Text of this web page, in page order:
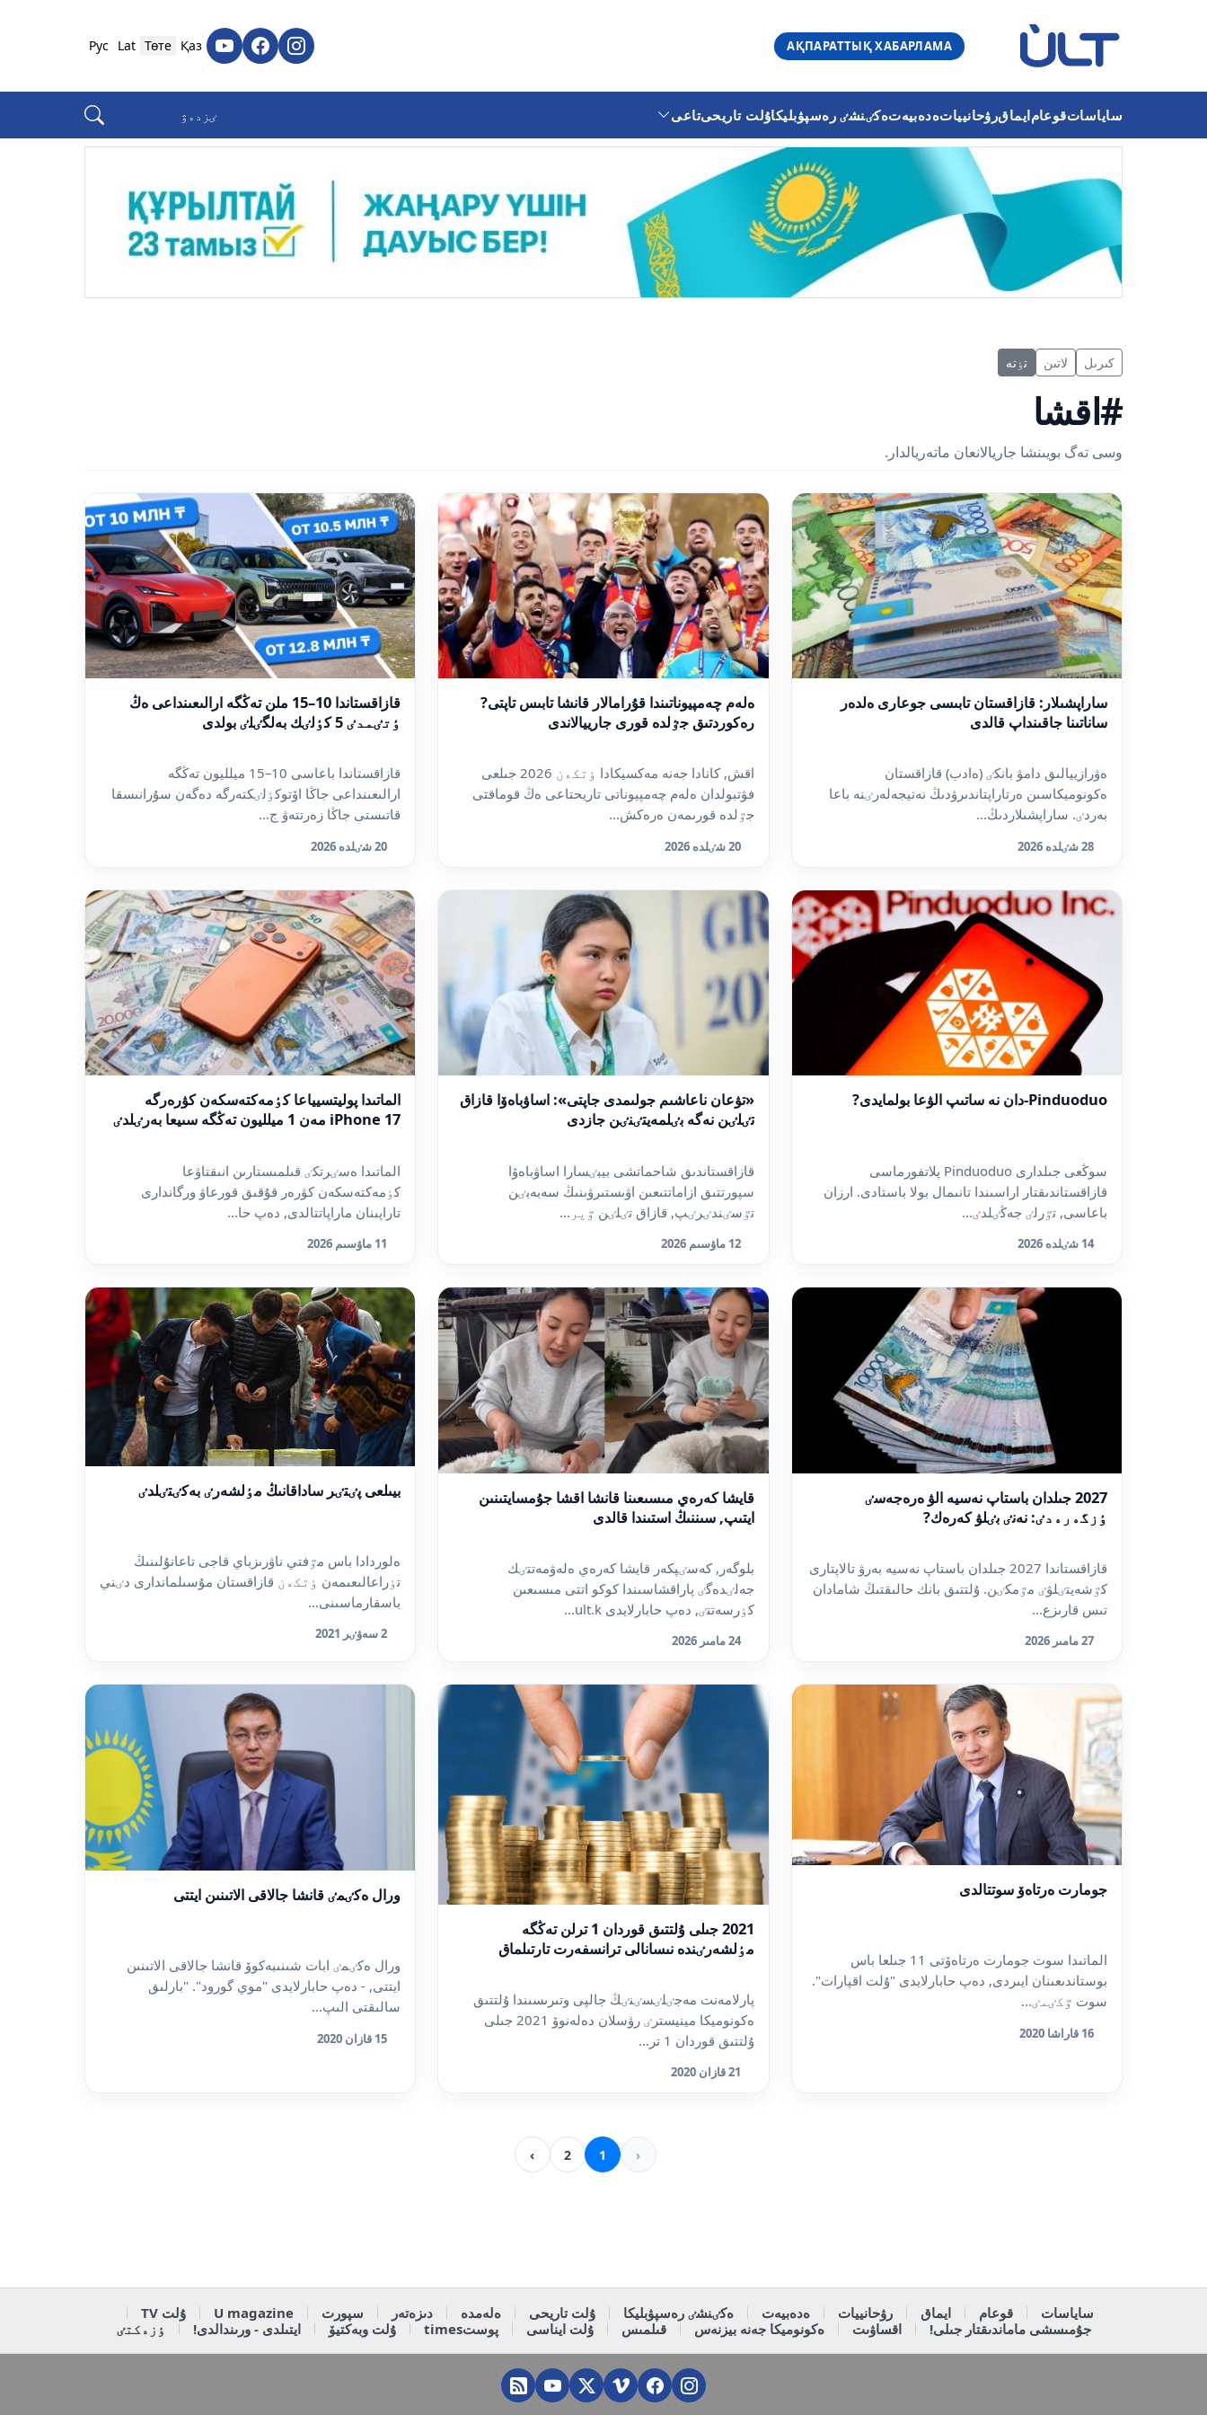
АҚПАРАТТЫҚ ХАБАРЛАМА
Қаз
Төте
Lat
Рус
ساياساتقوعامايماقرۋحانيياتەدەبيەتەكٸنشٸ رەسپۋبليكاۇلت تاريحىتاعى
كىرىل لاتىن تٶتە
#اقشا
وسى تەگ بويىنشا جاريالانعان ماتەريالدار.
ساراپشىلار: قازاقستان تابىسى جوعارى ەلدەر
ساناتىنا جاقىنداپ قالدى
ەۋرازييالىق دامۋ بانكٸ (ەادب) قازاقستان
ەكونوميكاسىن ەرتاراپتاندىرۋدىڭ نەتيجەلەرٸنە باعا
بەردٸ. ساراپشىلاردىڭ...
28 شٸلدە 2026
ەلەم چەمپيوناتىندا قۇرامالار قانشا تابىس تاپتى?
رەكوردتىق جٷلدە قورى جارييالاندى
اقش, كانادا جەنە مەكسيكادا ٶتكەن 2026 جىلعى
فۋتبولدان ەلەم چەمپيوناتى تاريحتاعى ەڭ قوماقتى
جٷلدە قورىمەن ەرەكش...
20 شٸلدە 2026
قازاقستاندا 10–15 ملن تەڭگە ارالىعىنداعى ەڭ
ٶتٸمدٸ 5 كٶلٸك بەلگٸلٸ بولدى
قازاقستاندا باعاسى 10–15 ميلليون تەڭگە
ارالىعىنداعى جاڭا اۆتوكٶلٸكتەرگە دەگەن سۇرانىسقا
قاتىستى جاڭا زەرتتەۋ ج...
20 شٸلدە 2026
Pinduoduo-دان نە ساتىپ الۋعا بولمايدى?
سوڭعى جىلدارى Pinduoduo پلاتفورماسى
قازاقستاندىقتار اراسىندا تانىمال بولا باستادى. ارزان
باعاسى, تٷرلٸ جەڭٸلدٸ...
14 شٸلدە 2026
«تۋعان ناعاشىم جولىمدى جاپتى»: اساۋباەۆا قازاق
تٸلٸن نەگە بٸلمەيتٸنٸن جازدى
قازاقستاندىق شاحماتشى بيبٸسارا اساۋباەۆا
سپورتتىق ازاماتتىعىن اۋىستىرۋىنىڭ سەبەبٸن
تٷسٸندٸرٸپ, قازاق تٸلٸن ٷير...
12 ماۋسىم 2026
الماتىدا پوليتسيياعا كٶمەكتەسكەن كۋرەرگە
iPhone 17 مەن 1 ميلليون تەڭگە سىيعا بەرٸلدٸ
الماتىدا ەسٸرتكٸ قىلمىستارىن انىقتاۋعا
كٶمەكتەسكەن كۋرەر قۇقىق قورعاۋ ورگاندارى
تاراپىنان ماراپاتتالدى, دەپ حا...
11 ماۋسىم 2026
2027 جىلدان باستاپ نەسيە الۋ ەرەجەسٸ
ٶزگەرەدٸ: نەنٸ بٸلۋ كەرەك?
قازاقستاندا 2027 جىلدان باستاپ نەسيە بەرۋ تالاپتارى
كٷشەيتٸلۋٸ مٷمكٸن. ۇلتتىق بانك حالىقتىڭ شامادان
تىس قارىزع...
27 مامىر 2026
قايشا كەرەي مىسىعىنا قانشا اقشا جۇمسايتىنىن
ايتىپ, سىننىڭ استىندا قالدى
بلوگەر, كەسٸپكەر قايشا كەرەي ەلەۋمەتتٸك
جەلٸدەگٸ پاراقشاسىندا كوكو اتتى مىسىعىن
كٶرسەتتٸ, دەپ حابارلايدى ult.k...
24 مامىر 2026
بيىلعى پٸتٸر ساداقانىڭ مٶلشەرٸ بەكٸتٸلدٸ
ەلوردادا باس مٷفتي ناۋرىزباي قاجى تاعانۇلىنىڭ
تٶراعالىعىمەن ٶتكەن قازاقستان مۇسىلماندارى دٸني
باسقارماسىنى...
2 سەۋٸر 2021
جومارت ەرتاەۆ سوتتالدى
الماتىدا سوت جومارت ەرتاەۆتى 11 جىلعا باس
بوستاندىعىنان ايىردى, دەپ حابارلايدى "ۇلت اقپارات".
سوت ٷكٸمٸ...
16 قاراشا 2020
2021 جىلى ۇلتتىق قوردان 1 ترلن تەڭگە
مٶلشەرٸندە نىسانالى ترانسفەرت تارتىلماق
پارلامەنت مەجٸلٸسٸنٸڭ جالپى وتىرىسىندا ۇلتتىق
ەكونوميكا مينيسترٸ رۋسلان دەلەنوۆ 2021 جىلى
ۇلتتىق قوردان 1 تر...
21 قازان 2020
ورال ەكٸمٸ قانشا جالاقى الاتىنىن ايتتى
ورال ەكٸمٸ ابات شىنىبەكوۆ قانشا جالاقى الاتىنىن
ايتتى, - دەپ حابارلايدى "موي گورود". "بارلىق
سالىقتى الىپ...
15 قازان 2020
‹
1
2
›
ساياسات قوعام ايماق رۋحانييات ەدەبيەت ەكٸنشٸ رەسپۋبليكا ۇلت تاريحى ەلەمدە دىزەتەر سپورت U magazine
ۇلت TV
جۇمىسشى ماماندىقتار جىلى!
اقساۋىت ەكونوميكا جەنە بيزنەس قىلمىس ۇلت ايناسى پوستtimes ۇلت وبەكتيۆ ايتىلدى - ورىندالدى! ٶزەكتٸ